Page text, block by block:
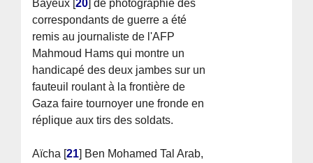
Bayeux [20 de photographie des
correspondants de guerre a été
remis au journaliste de l'AFP
Mahmoud Hams qui montre un
handicapé des deux jambes sur un
fauteuil roulant à la frontière de
Gaza faire tournoyer une fronde en
réplique aux tirs des soldats.
Aïcha [21] Ben Mohamed Tal Arab,